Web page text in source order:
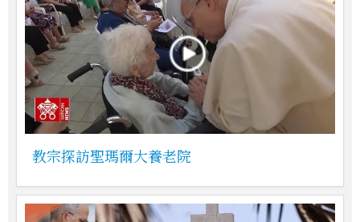
教宗探訪聖瑪爾大養老院